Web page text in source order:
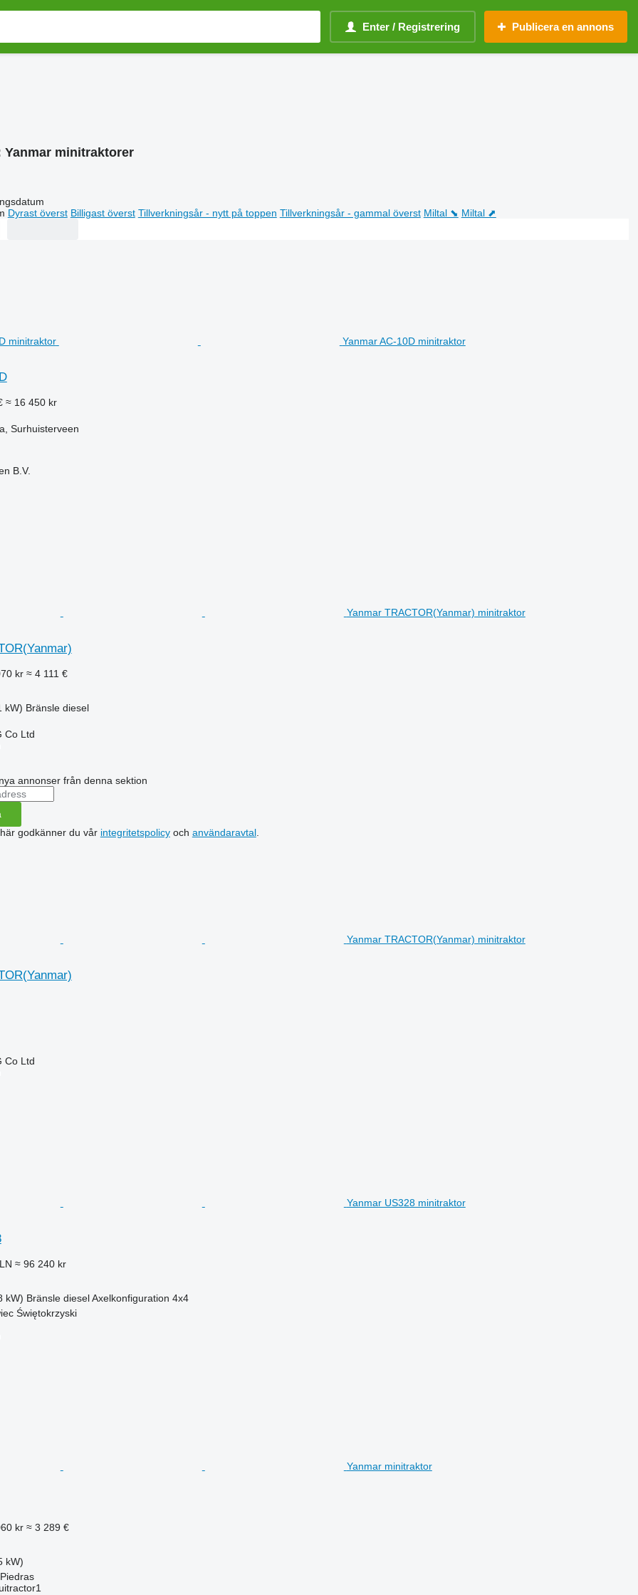
Enter / Registrering Publicera en annons
Yanmar minitraktorer
Dyrast överst Billigast överst Tillverkningsår - nytt på toppen Tillverkningsår - gammal överst Miltal ⬊ Miltal ⬈
Yanmar AC-10D minitraktor
≈ 16 450 kr
Surhuisterveen
B.V.
Yanmar TRACTOR(Yanmar) minitraktor
kr ≈ 4 111 €
kW) Bränsle diesel
Co Ltd
annonser från denna sektion
godkänner du vår integritetspolicyoch användaravtal.
Yanmar TRACTOR(Yanmar) minitraktor
Co Ltd
Yanmar US328 minitraktor
≈ 96 240 kr
kW) Bränsle diesel Axelkonfiguration 4x4
Świętokrzyski
Yanmar minitraktor
kr ≈ 3 289 €
kW)